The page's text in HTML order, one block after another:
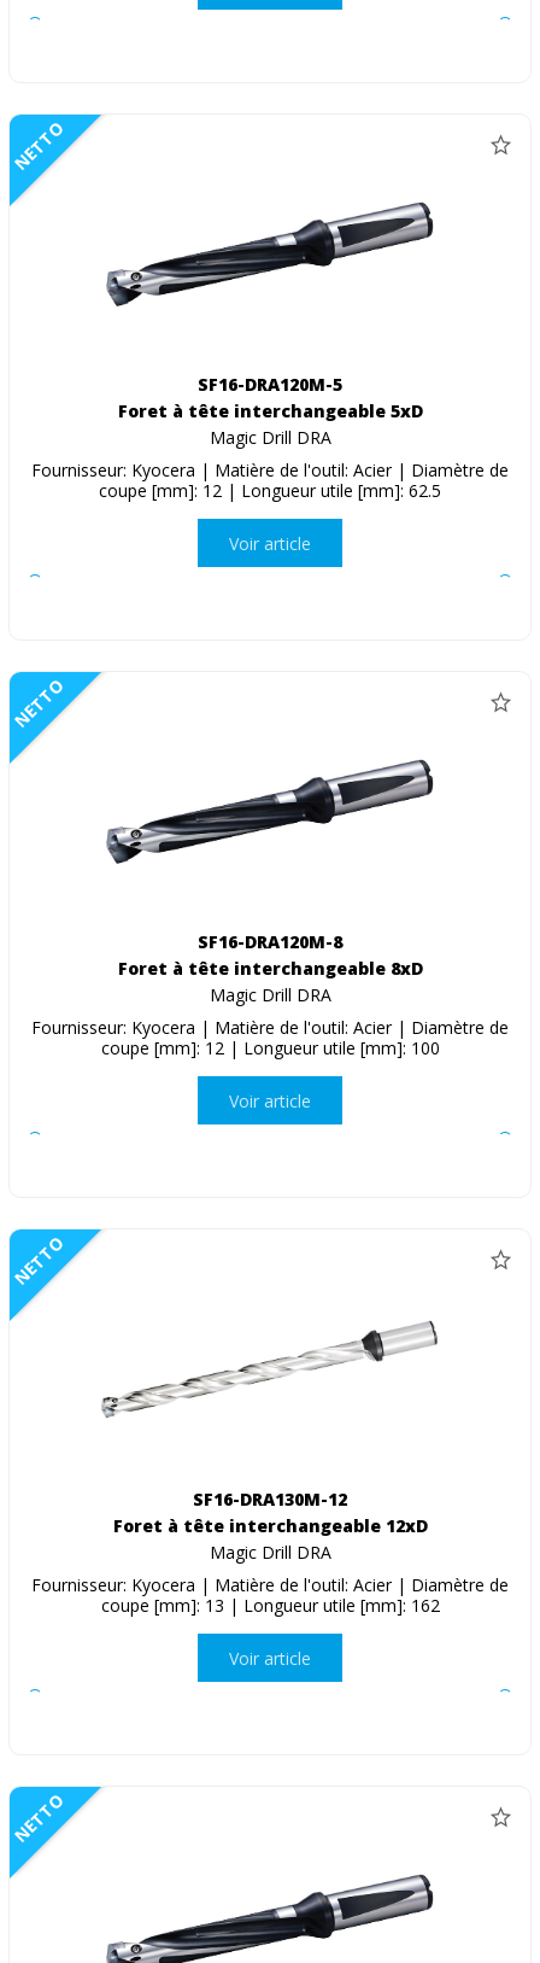
NETTO
SF16-DRA120M-5
Foret à tête interchangeable 5xD
Magic Drill DRA
Fournisseur: Kyocera | Matière de l'outil: Acier | Diamètre de
coupe [mm]: 12 | Longueur utile [mm]: 62.5
Voir article
NETTO
SF16-DRA120M-8
Foret à tête interchangeable 8xD
Magic Drill DRA
Fournisseur: Kyocera | Matière de l'outil: Acier | Diamètre de
coupe [mm]: 12 | Longueur utile [mm]: 100
Voir article
NETTO
SF16-DRA130M-12
Foret à tête interchangeable 12xD
Magic Drill DRA
Fournisseur: Kyocera | Matière de l'outil: Acier | Diamètre de
coupe [mm]: 13 | Longueur utile [mm]: 162
Voir article
NETTO